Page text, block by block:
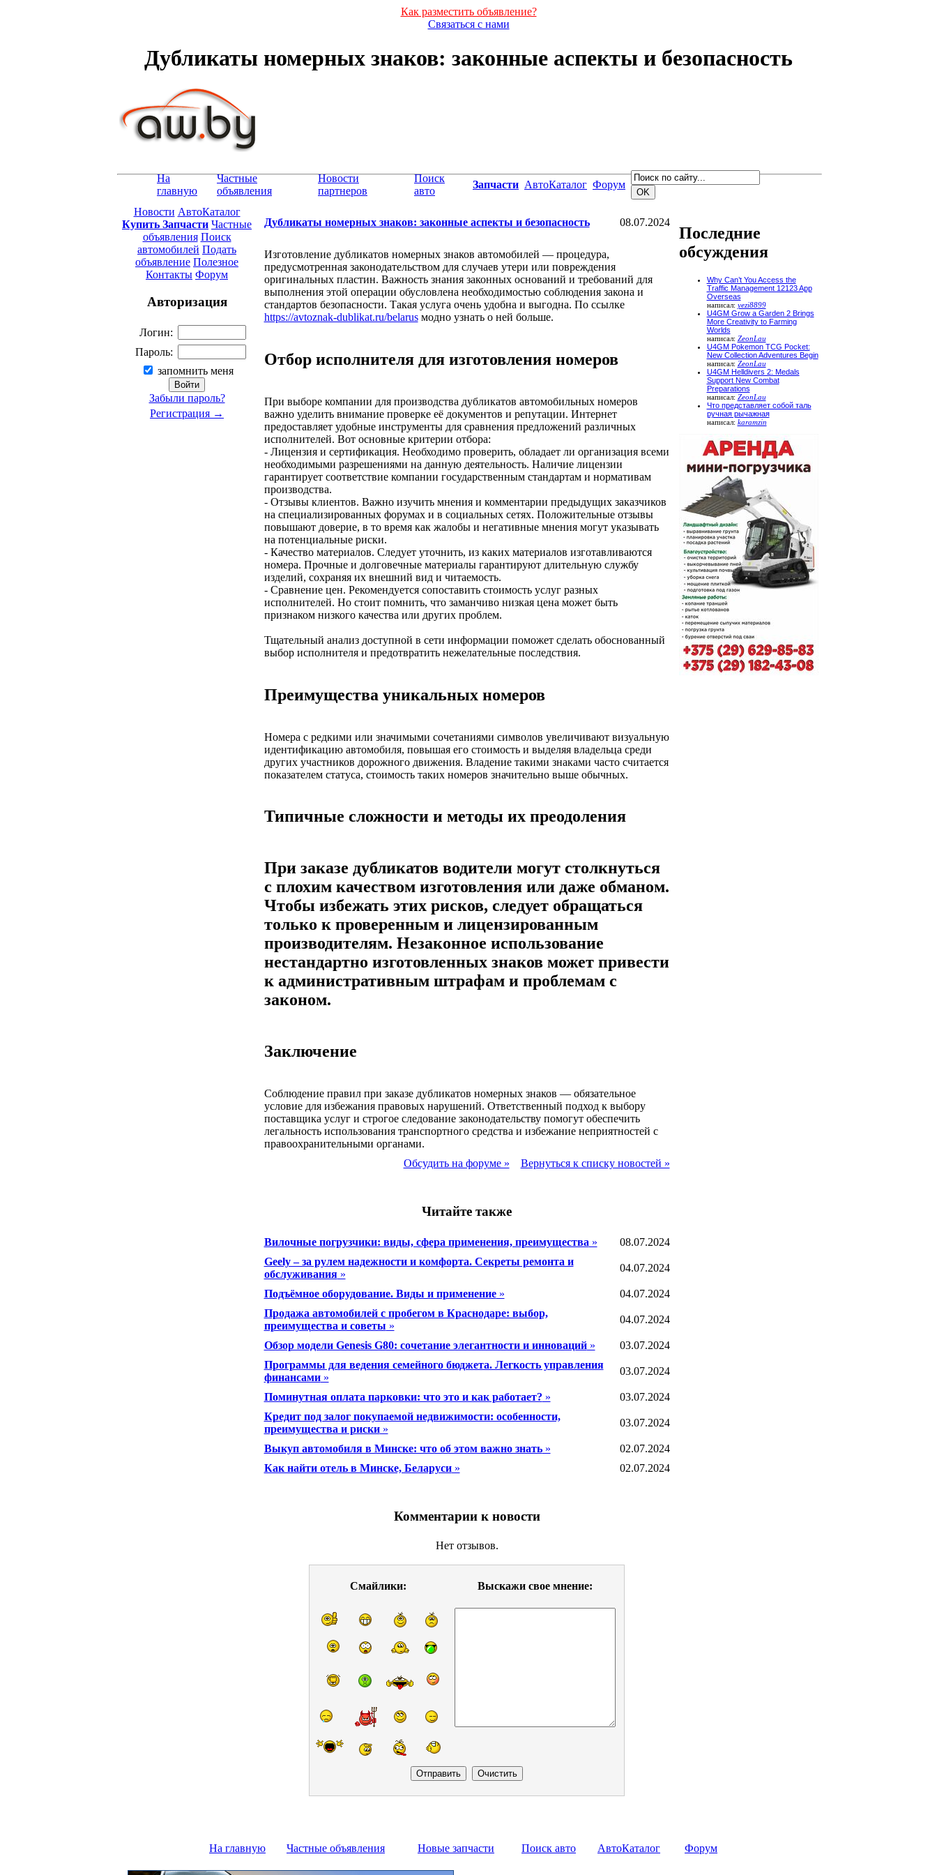
Как разместить объявление?
Связаться с нами
Дубликаты номерных знаков: законные аспекты и безопасность
На
главную
Частные
объявления
Новости
партнеров
Поиск
авто
Запчасти АвтоКаталог Форум
Новости АвтоКаталог
Купить Запчасти Частные
объявления Поиск
автомобилей Подать
объявление Полезное
Контакты Форум
Авторизация
Логин:
Пароль:
запомнить меня
Забыли пароль?
Регистрация →
Дубликаты номерных знаков: законные аспекты и безопасность 08.07.2024
Изготовление дубликатов номерных знаков автомобилей — процедура,
предусмотренная законодательством для случаев утери или повреждения
оригинальных пластин. Важность знания законных оснований и требований для
выполнения этой операции обусловлена необходимостью соблюдения закона и
стандартов безопасности. Такая услуга очень удобна и выгодна. По ссылке
https://avtoznak-dublikat.ru/belarusмодно узнать о ней больше.
Отбор исполнителя для изготовления номеров
При выборе компании для производства дубликатов автомобильных номеров
важно уделить внимание проверке её документов и репутации. Интернет
предоставляет удобные инструменты для сравнения предложений различных
исполнителей. Вот основные критерии отбора:
- Лицензия и сертификация. Необходимо проверить, обладает ли организация всеми
необходимыми разрешениями на данную деятельность. Наличие лицензии
гарантирует соответствие компании государственным стандартам и нормативам
производства.
- Отзывы клиентов. Важно изучить мнения и комментарии предыдущих заказчиков
на специализированных форумах и в социальных сетях. Положительные отзывы
повышают доверие, в то время как жалобы и негативные мнения могут указывать
на потенциальные риски.
- Качество материалов. Следует уточнить, из каких материалов изготавливаются
номера. Прочные и долговечные материалы гарантируют длительную службу
изделий, сохраняя их внешний вид и читаемость.
- Сравнение цен. Рекомендуется сопоставить стоимость услуг разных
исполнителей. Но стоит помнить, что заманчиво низкая цена может быть
признаком низкого качества или других проблем.
Тщательный анализ доступной в сети информации поможет сделать обоснованный
выбор исполнителя и предотвратить нежелательные последствия.
Преимущества уникальных номеров
Номера с редкими или значимыми сочетаниями символов увеличивают визуальную
идентификацию автомобиля, повышая его стоимость и выделяя владельца среди
других участников дорожного движения. Владение такими знаками часто считается
показателем статуса, стоимость таких номеров значительно выше обычных.
Типичные сложности и методы их преодоления
При заказе дубликатов водители могут столкнуться
с плохим качеством изготовления или даже обманом.
Чтобы избежать этих рисков, следует обращаться
только к проверенным и лицензированным
производителям. Незаконное использование
нестандартно изготовленных знаков может привести
к административным штрафам и проблемам с
законом.
Заключение
Соблюдение правил при заказе дубликатов номерных знаков — обязательное
условие для избежания правовых нарушений. Ответственный подход к выбору
поставщика услуг и строгое следование законодательству помогут обеспечить
легальность использования транспортного средства и избежание неприятностей с
правоохранительными органами.
Обсудить на форуме »
Вернуться к списку новостей »
Читайте также
Вилочные погрузчики: виды, сфера применения, преимущества »
08.07.2024
Geely – за рулем надежности и комфорта. Секреты ремонта и
обслуживания»
04.07.2024
Подъёмное оборудование. Виды и применение»
04.07.2024
Продажа автомобилей с пробегом в Краснодаре: выбор,
преимущества и советы »
04.07.2024
Обзор модели Genesis G80: сочетание элегантности и инноваций»
03.07.2024
Программы для ведения семейного бюджета. Легкость управления
финансами»
03.07.2024
Поминутная оплата парковки: что это и как работает? »
03.07.2024
Кредит под залог покупаемой недвижимости: особенности,
преимущества и риски»
03.07.2024
Выкуп автомобиля в Минске: что об этом важно знать»
02.07.2024
Как найти отель в Минске, Беларуси» 02.07.2024
Комментарии к новости
Нет отзывов.
Смайлики: Выскажи свое мнение:
Последние
обсуждения
Why Can’t You Access the
Traffic Management 12123 App
Overseas
написал: yezi8899
U4GM Grow a Garden 2 Brings
More Creativity to Farming
Worlds
написал: ZeonLau
U4GM Pokemon TCG Pocket:
New Collection Adventures Begin
написал: ZeonLau
U4GM Helldivers 2: Medals
Support New Combat
Preparations
написал: ZeonLau
Что представляет собой таль
ручная рычажная
написал: karamzin
На главную Частные объявления Новые запчасти Поиск авто АвтоКаталог Форум